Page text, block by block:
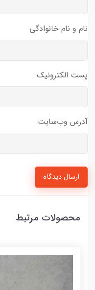
نام و نام خانوادگی
پست الکترونیک
آدرس وب‌سایت
ارسال دیدگاه
محصولات مرتبط